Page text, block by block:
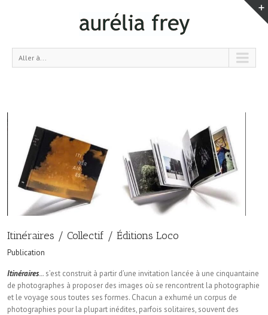
Aller à...
Itinéraires / Collectif / Éditions Loco
Publication
Itinéraires... s’est construit à partir d’une invitation lancée à une cinquantaine
de photographes à proposer des images où se rencontrent la photographie
et le voyage sous toutes ses formes. Chacun a exhumé un corpus de
photographies pour la plupart inédites, parfois solitaires, souvent des